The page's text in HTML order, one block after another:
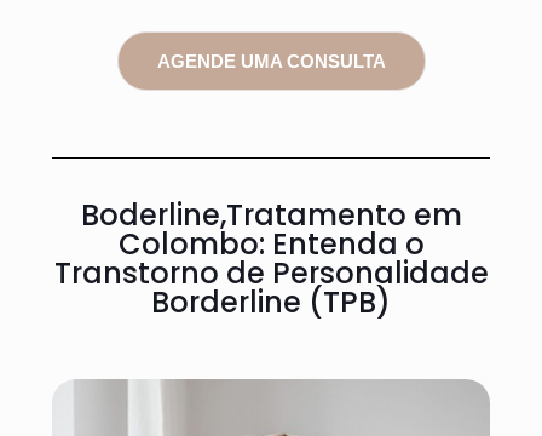
AGENDE UMA CONSULTA
Boderline,Tratamento em
Colombo: Entenda o
Transtorno de Personalidade
Borderline (TPB)